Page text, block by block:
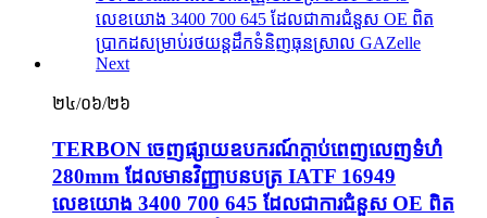
២៤/០៦/២៦
TERBON ចេញផ្សាយឧបករណ៍ក្ដាប់ពេញលេញទំហំ
280mm ដែលមានវិញ្ញាបនបត្រ IATF 16949
លេខយោង 3400 700 645 ដែលជាការជំនួស OE ពិត